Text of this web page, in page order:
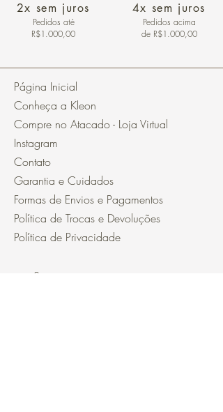
2x sem juros
Pedidos até
R$1.000,00
4x sem juros
Pedidos acima
de R$1.000,00
Página Inicial
Conheça a Kleon
Compre no Atacado - Loja Virtual
Instagram
Contato
Garantia e Cuidados
Formas de Envios e Pagamentos
Política de Trocas e Devoluções
Política de Privacidade
Segurança